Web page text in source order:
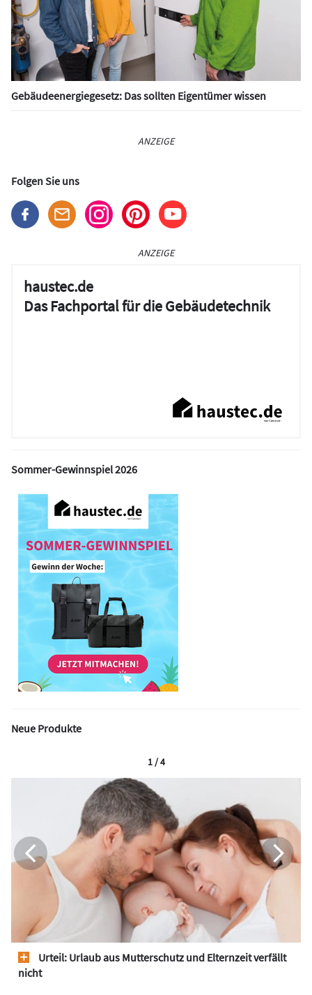
Gebäudeenergiegesetz: Das sollten Eigentümer wissen
ANZEIGE
Folgen Sie uns
ANZEIGE
haustec.de
Das Fachportal für die Gebäudetechnik
Sommer-Gewinnspiel 2026
Neue Produkte
Urteil: Urlaub aus Mutterschutz und Elternzeit verfällt
nicht
1 / 4